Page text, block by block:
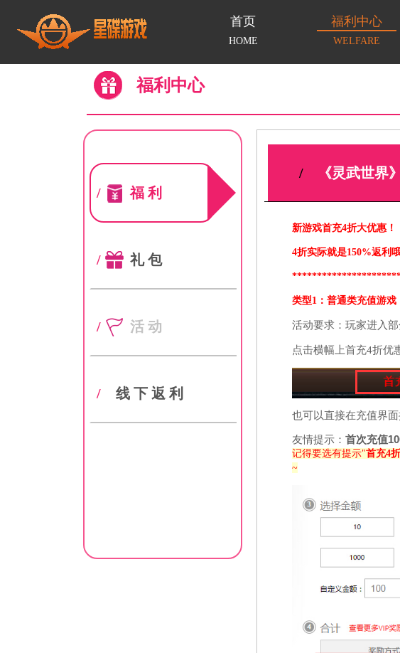
首页
HOME
福利中心
WELFARE
福利中心
福利
/
礼包
/
活动
/
线下返利
/
/ 《灵武世界
新游戏首充4折大优惠！
4折实际就是150%返利
类型1：普通类充值游戏
活动要求：玩家进入
点击横幅上首充4折优
也可以直接在充值界
友情提示：首次充值
记得要选有提示"首充4
~